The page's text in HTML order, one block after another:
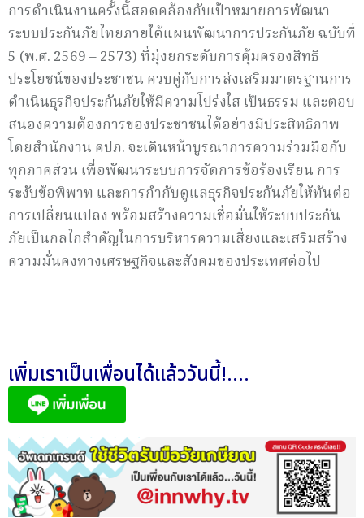
การดำเนินงานครั้งนี้สอดคล้องกับเป้าหมายการพัฒนา
ระบบประกันภัยไทยภายใต้แผนพัฒนาการประกันภัย ฉบับที่
5 (พ.ศ. 2569 – 2573) ที่มุ่งยกระดับการคุ้มครองสิทธิ
ประโยชน์ของประชาชน ควบคู่กับการส่งเสริมมาตรฐานการ
ดำเนินธุรกิจประกันภัยให้มีความโปร่งใส เป็นธรรม และตอบ
สนองความต้องการของประชาชนได้อย่างมีประสิทธิภาพ
โดยสำนักงาน คปภ. จะเดินหน้าบูรณาการความร่วมมือกับ
ทุกภาคส่วน เพื่อพัฒนาระบบการจัดการข้อร้องเรียน การ
ระงับข้อพิพาท และการกำกับดูแลธุรกิจประกันภัยให้ทันต่อ
การเปลี่ยนแปลง พร้อมสร้างความเชื่อมั่นให้ระบบประกัน
ภัยเป็นกลไกสำคัญในการบริหารความเสี่ยงและเสริมสร้าง
ความมั่นคงทางเศรษฐกิจและสังคมของประเทศต่อไป
เพิ่มเราเป็นเพื่อนได้แล้ววันนี้!....